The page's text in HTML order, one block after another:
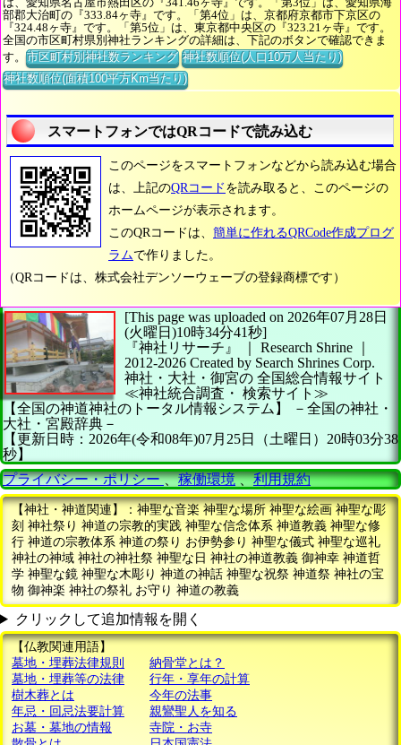
部郡大治町の『333.84ヶ寺』です。「第4位」は、京都府京都市下京区の
『324.48ヶ寺』です。「第5位」は、東京都中央区の『323.21ヶ寺』です。
全国の市区町村県別神社ランキングの詳細は、下記のボタンで確認できま
す。市区町村別神社数ランキング 神社数順位(人口10万人当たり)
神社数順位(面積100平方Km当たり)
スマートフォンではQRコードで読み込む
このページをスマートフォンなどから読み込む場合
は、上記のQRコード を読み取ると、このページの
ホームページが表示されます。
このQRコードは、 簡単に作れるQRCode作成プログ
ラムで作りました。
（QRコードは、株式会社デンソーウェーブの登録商標です）
[This page was uploaded on 2026年07月28日
(火曜日)10時34分41秒]
『神社リサーチ』 ｜ Research Shrine
2012-2026 Created by Search Shrines Corp.
神社・大社・御宮の 全国総合情報サイト
≪神社統合調査・ 検索サイト≫
【全国の神道神社のトータル情報システム】
－全国の神社・
大社・宮殿辞典－
【更新日時：2026年(令和08年)07月25日（土曜日）20時03分38
秒】
プライバシー・ポリシー、稼働環境、利用規約
【神社・神道関連】：神聖な音楽 神聖な場所 神聖な絵画 神聖な彫
刻 神社祭り 神道の宗教的実践 神聖な信念体系 神道教義 神聖な修
行 神道の宗教体系 神道の祭り お伊勢参り 神聖な儀式 神聖な巡礼
神社の神域 神社の神社祭 神聖な日 神社の神道教義 御神幸 神道哲
学 神聖な鏡 神聖な木彫り 神道の神話 神聖な祝祭 神道祭 神社の宝
物 御神楽 神社の祭礼 お守り 神道の教義
クリックして追加情報を開く
【仏教関連用語】
墓地・埋葬法律規則
納骨堂とは？
墓地・埋葬等の法律
行年・享年の計算
樹木葬とは
今年の法事
年忌・回忌法要計算
親鸞聖人を知る
お墓・墓地の情報
寺院・お寺